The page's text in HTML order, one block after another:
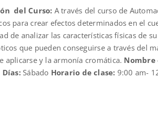
$70.00.
del Curso: A través del curso de
para crear efectos determinados en el
de analizar las características físicas de
que pueden conseguirse a través del
aplicarse y la armonía cromática. Nombre
Días:Sábado Horario de clase: 9:00 am-